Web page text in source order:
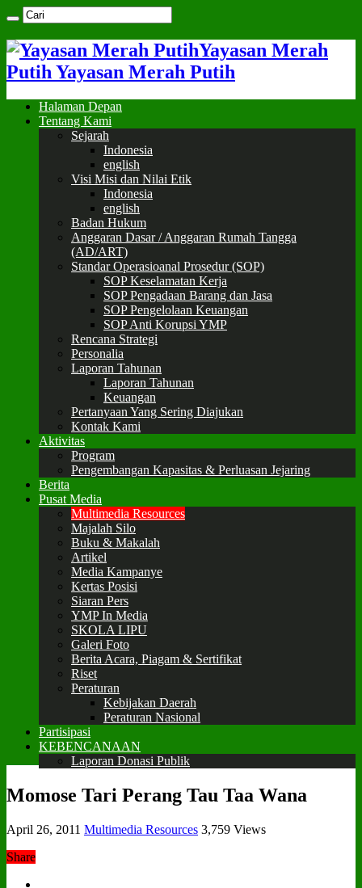
Yayasan Merah
Putih Yayasan Merah Putih
Halaman Depan
Tentang Kami
Sejarah
Indonesia
english
Visi Misi dan Nilai Etik
Indonesia
english
Badan Hukum
Anggaran Dasar / Anggaran Rumah Tangga
(AD/ART)
Standar Operasioanal Prosedur (SOP)
SOP Keselamatan Kerja
SOP Pengadaan Barang dan Jasa
SOP Pengelolaan Keuangan
SOP Anti Korupsi YMP
Rencana Strategi
Personalia
Laporan Tahunan
Laporan Tahunan
Keuangan
Pertanyaan Yang Sering Diajukan
Kontak Kami
Aktivitas
Program
Pengembangan Kapasitas & Perluasan Jejaring
Berita
Pusat Media
Multimedia Resources
Majalah Silo
Buku & Makalah
Artikel
Media Kampanye
Kertas Posisi
Siaran Pers
YMP In Media
SKOLA LIPU
Galeri Foto
Berita Acara, Piagam & Sertifikat
Riset
Peraturan
Kebijakan Daerah
Peraturan Nasional
Partisipasi
KEBENCANAAN
Laporan Donasi Publik
Momose Tari Perang Tau Taa Wana
April 26, 2011 Multimedia Resources 3,759 Views
Share